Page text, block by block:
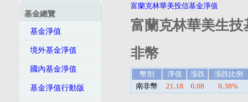
基金總覽
基金淨值
境外基金淨值
國內基金淨值
基金淨值行動版
富蘭克林華美投信基金淨值
富蘭克林華美生
非幣
幣別 淨值 漲跌 漲跌比例
南非幣
21.18 0.08 0.38%